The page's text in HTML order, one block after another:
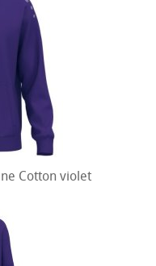
Cotton violet